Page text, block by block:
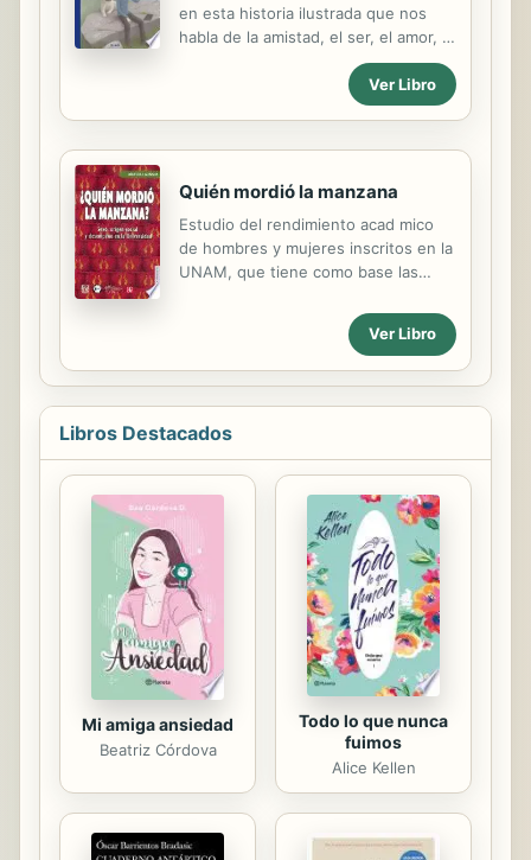
en esta historia ilustrada que nos
habla de la amistad, el ser, el amor, lo
desconocido, el miedo y la valentía
que hace falta para vivir nuestra
propia vida y saber qué y quiénes
Ver Libro
Quién mordió la manzana
Estudio del rendimiento acad mico
de hombres y mujeres inscritos en la
UNAM, que tiene como base las
de los alumnos. la obra demuestra el
rigor profesional de su autora, que
ha sabido aprovechar de modo
notable las estad sticas
constituye una excelente aportaci n
al conocimiento de la realidad en el
campo de la educaci n media
superior y superior en M xico, donde
no abunda la aproximaci n metodol
gica de corte cuantitativo en los
estudios de g nero.
Ver Libro
Libros Destacados
Mi amiga ansiedad
Beatriz Córdova
Todo lo que nunca
fuimos
Alice Kellen